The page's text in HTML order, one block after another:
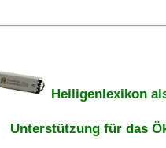
Heiligenlexikon
Unterstützung für das